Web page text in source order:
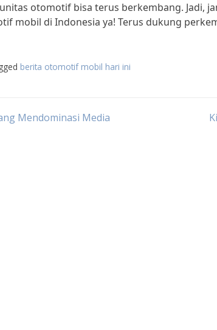
otomotif bisa terus berkembang. Jadi,
mobil di Indonesia ya! Terus dukung
berita otomotif mobil hari ini
Mendominasi Media